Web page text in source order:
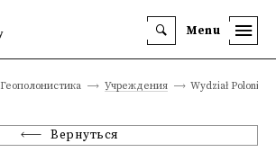
Menu
Геополонистика Учреждения Wydział
Вернуться